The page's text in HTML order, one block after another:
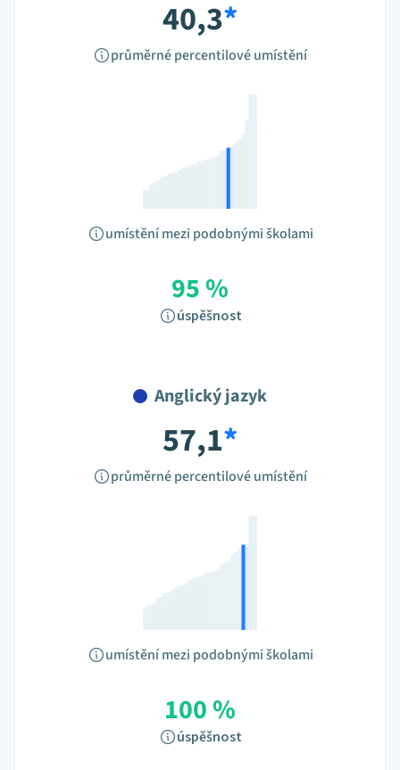
40,3*
průměrné percentilové umístění
umístění mezi podobnými školami
95 %
úspěšnost
Anglický jazyk
57,1*
průměrné percentilové umístění
umístění mezi podobnými školami
100 %
úspěšnost